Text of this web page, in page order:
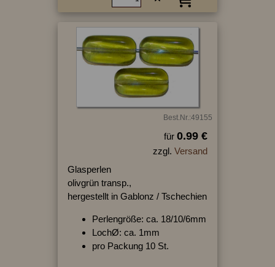
Best.Nr.:49155
für 0.99 €
zzgl. Versand
Glasperlen
olivgrün transp.,
hergestellt in Gablonz / Tschechien
Perlengröße: ca. 18/10/6mm
LochØ: ca. 1mm
pro Packung 10 St.